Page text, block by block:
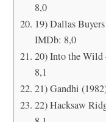
8,0
19) Dallas
IMDb: 8,0
20) Into the Wild
8,1
21) Gandhi
22) Hacksaw